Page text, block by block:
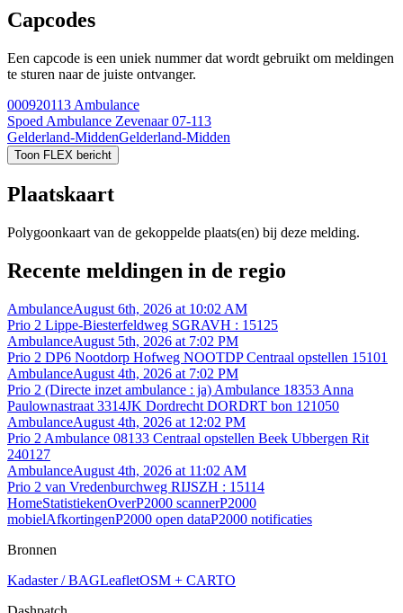
Capcodes
Een capcode is een uniek nummer dat wordt gebruikt om meldingen
te sturen naar de juiste ontvanger.
000920113 Ambulance
Spoed Ambulance Zevenaar 07-113
Gelderland-MiddenGelderland-Midden
Toon FLEX bericht
Plaatskaart
Polygoonkaart van de gekoppelde plaats(en) bij deze melding.
Recente meldingen in de regio
AmbulanceAugust 6th, 2026 at 10:02 AM
Prio 2 Lippe-Biesterfeldweg SGRAVH : 15125
AmbulanceAugust 5th, 2026 at 7:02 PM
Prio 2 DP6 Nootdorp Hofweg NOOTDP Centraal opstellen 15101
AmbulanceAugust 4th, 2026 at 7:02 PM
Prio 2 (Directe inzet ambulance : ja) Ambulance 18353 Anna
Paulownastraat 3314JK Dordrecht DORDRT bon 121050
AmbulanceAugust 4th, 2026 at 12:02 PM
Prio 2 Ambulance 08133 Centraal opstellen Beek Ubbergen Rit
240127
AmbulanceAugust 4th, 2026 at 11:02 AM
Prio 2 van Vredenburchweg RIJSZH : 15114
HomeStatistiekenOverP2000 scannerP2000
mobielAfkortingenP2000 open dataP2000 notificaties
Bronnen
Kadaster / BAGLeafletOSM + CARTO